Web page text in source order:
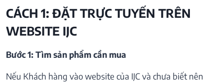
CÁCH 1: ĐẶT TRỰC TUYẾN TRÊN
WEBSITE IJC
Bước 1: Tìm sản phẩm cần mua
Nếu Khách hàng vào website của IJC và chưa biết nên